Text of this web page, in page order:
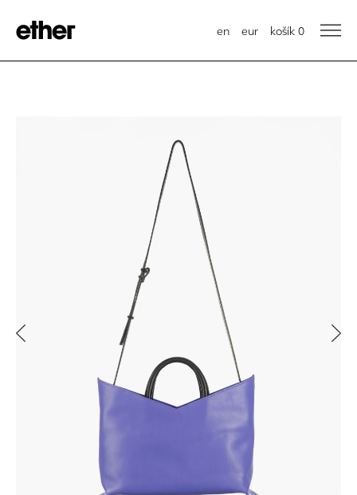
en eur košík 0
Previous